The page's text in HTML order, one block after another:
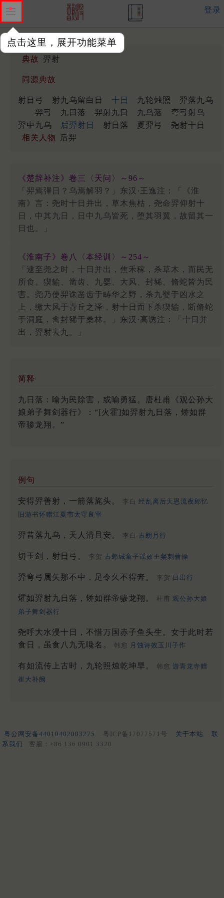
点击这里，展开功能菜单
登录
典故 羿射
同源典故
射日弓 射九乌留白日 十日 九轮烛照
羿落九乌
羿弓
九日落 羿射九日 九乌落
弯弓射乌
羿中九乌
后羿射日 射日落 夏羿弓
尧射十日
相关人物
后羿
《楚辞补注》卷三〈天问〉～96～
「羿焉彃日？乌焉解羽？」东汉·王逸注：「《淮
南》言：尧时十日并出，草木焦枯，尧命羿仰射十
日，中其九日，日中九乌皆死，堕其羽翼，故留其一
日也。」
《淮南子》卷八〈本经训〉～254～
「逮至尧之时，十日并出，焦禾稼，杀草木，而民无
所食。猰貐、凿齿、九婴、大风、封豨、脩蛇皆为民
害。尧乃使羿诛凿齿于畴华之野，杀九婴于凶水之
上，缴大风于青丘之泽，射十日而下杀猰貐，断脩蛇
于洞庭，禽封豨于桑林。」东汉·高诱注：「十日并
出，羿射去九。」
简释
九日落：喻为民除害，或喻勇猛。唐杜甫《观公孙大
娘弟子舞剑器行》：“[火霍]如羿射九日落，矫如群
帝骖龙翔。”
例句
安得羿善射，一箭落旄头。 李白 经乱离后天恩流夜郎忆
旧游书怀赠江夏韦太守良宰
羿昔落九乌，天人清且安。 李白 古朗月行
切玉剑，射日弓。 李贺 古邺城童子谣效王粲刺曹操
羿弯弓属矢那不中，足令久不得奔。 李贺 日出行
㸌如羿射九日落，矫如群帝骖龙翔。 杜甫 观公孙大娘
弟子舞剑器行
尧呼大水浸十日，不惜万国赤子鱼头生。女于此时若
食日，虽食八九无嚵名。
韩愈 月蚀诗效玉川子作
有如流传上古时，九轮照烛乾坤旱。 韩愈 游青龙寺赠
崔大补阙
粤公网安备44010402003275 粤ICP备17077571号 关于本站
联
系我们
客服：+86 136 0901 3320